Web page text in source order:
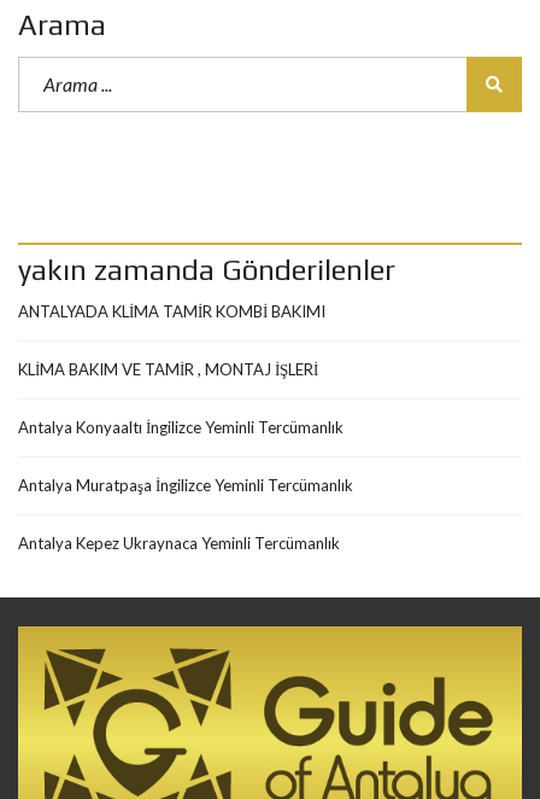
Arama
yakın zamanda Gönderilenler
ANTALYADA KLİMA TAMİR KOMBİ BAKIMI
KLİMA BAKIM VE TAMİR , MONTAJ İŞLERİ
Antalya Konyaaltı İngilizce Yeminli Tercümanlık
Antalya Muratpaşa İngilizce Yeminli Tercümanlık
Antalya Kepez Ukraynaca Yeminli Tercümanlık